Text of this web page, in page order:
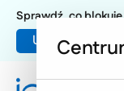
Umów
Sprawdź, co